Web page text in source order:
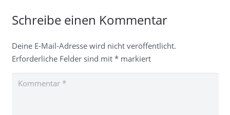
Schreibe einen Kommentar
Deine E-Mail-Adresse wird nicht veröffentlicht.
Erforderliche Felder sind mit *markiert